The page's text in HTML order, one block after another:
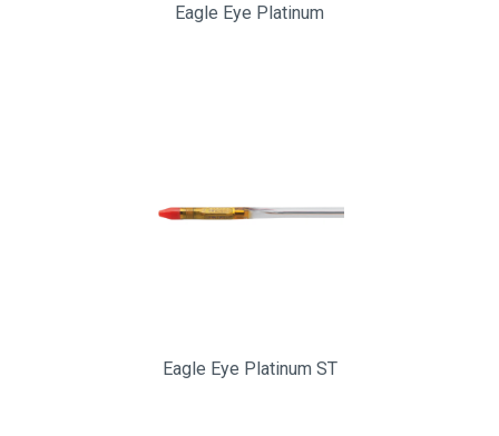
Eagle Eye Platinum
Eagle Eye Platinum ST